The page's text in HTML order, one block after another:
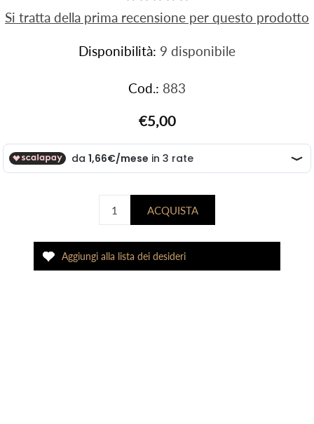
Si tratta della prima recensione per questo prodotto
Disponibilità: 9 disponibile
Cod.: 883
€5,00